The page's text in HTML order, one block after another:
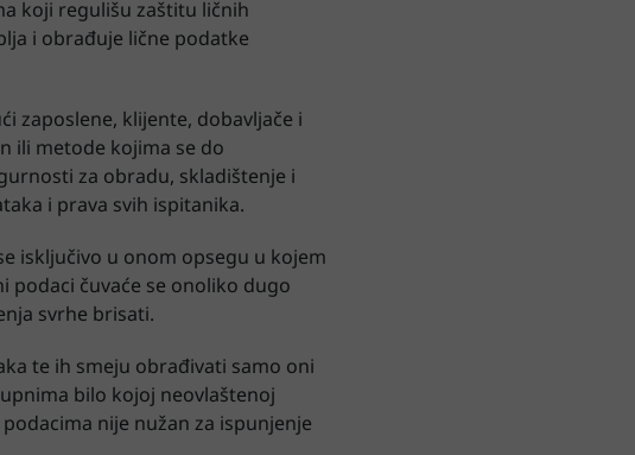
koji regulišu zaštitu ličnih
i obrađuje lične podatke
zaposlene, klijente, dobavljače i
ili metode kojima se do
za obradu, skladištenje i
i prava svih ispitanika.
isključivo u onom opsegu u kojem
podaci čuvaće se onoliko dugo
svrhe brisati.
te ih smeju obrađivati samo oni
bilo kojoj neovlaštenoj
nije nužan za ispunjenje